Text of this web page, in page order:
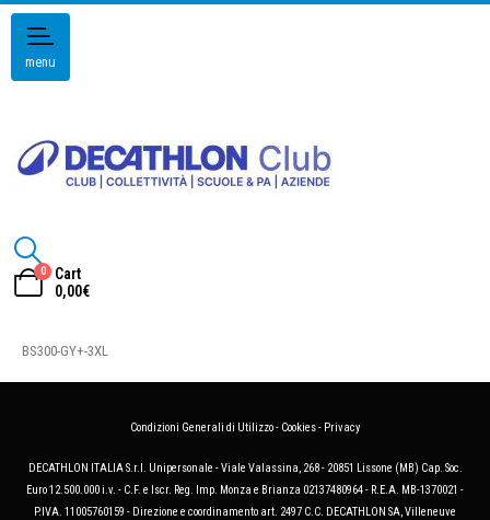
menu
0
Cart
0,00€
BS300-GY+-3XL
Condizioni Generali di Utilizzo- Cookies- Privacy
DECATHLON ITALIA S.r.l. Unipersonale - Viale Valassina, 268 - 20851 Lissone (MB) Cap. Soc.
Euro 12.500.000 i.v. - C.F. e Iscr. Reg. Imp. Monza e Brianza 02137480964 - R.E.A. MB-1370021 -
P.IVA. 11005760159 - Direzione e coordinamento art. 2497 C.C. DECATHLON SA, Villeneuve